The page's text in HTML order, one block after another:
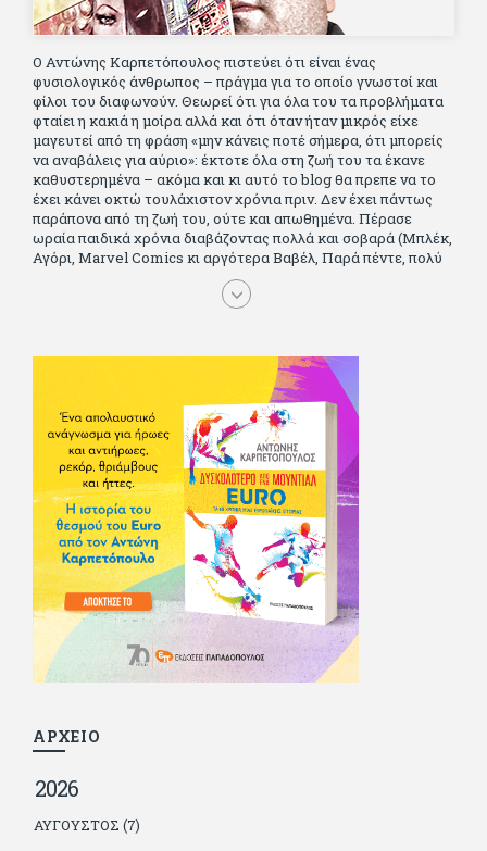
Ο Αντώνης Καρπετόπουλος πιστεύει ότι είναι ένας
φυσιολογικός άνθρωπος – πράγμα για το οποίο γνωστοί και
φίλοι του διαφωνούν. Θεωρεί ότι για όλα του τα προβλήματα
φταίει η κακιά η μοίρα αλλά και ότι όταν ήταν μικρός είχε
μαγευτεί από τη φράση «μην κάνεις ποτέ σήμερα, ότι μπορείς
να αναβάλεις για αύριο»: έκτοτε όλα στη ζωή του τα έκανε
καθυστερημένα – ακόμα και κι αυτό το blog θα πρεπε να το
έχει κάνει οκτώ τουλάχιστον χρόνια πριν. Δεν έχει πάντως
παράπονα από τη ζωή του, ούτε και απωθημένα. Πέρασε
ωραία παιδικά χρόνια διαβάζοντας πολλά και σοβαρά (Μπλέκ,
Αγόρι, Μarvel Comics κι αργότερα Βαβέλ, Παρά πέντε, πολύ
Αλέξανδρο Δουμά και αρκετό Ιούλιο Βέρν πριν τον κερδίσουν
τα αστυνομικά), απέκτησε τους σωστούς φίλους κυρίως γιατί
ταινίες κι έγραφε και στο περιοδικό Σινεμά, είχε κάποιες
αισθηματικές περιπέτειες που σκόρπισαν γέλιο στους φίλους
του - αν όχι και στον ίδιο. Πήγε στρατό κανονικά στα σύνορα
και διατήρησε μια καλή σχέση με την οικογένεια του, την
οποία αισθάνεται πως διάφορες φορές έφερε σε δύσκολη
θέση. Κείμενο με την υπογραφή του πρωτοδημοσιεύτηκε στο
Φίλαθλο το 1992. Επέστρεψε οριστικά στην Ελλάδα το 1998,
δούλεψε για πολλούς (αφού δυσκολεύεται να πει όχι), και
κάποιοι, αν όχι και όλοι, τον πλήρωσαν κι έμειναν και
ευχαριστημένοι από τη συνεργασία. Σήμερα πλέον εργάζεται
στον Sport Fm (όπου έχει κλείσει εικοσαετία) και στη
Sportday. Επαίρεται ότι λίγοι έχουν δει περισσότερο
ποδόσφαιρο από τον ίδιο και θεωρεί τον εαυτό του τυχερό
γιατί είναι μέλος της γενιάς που απόλαυσε τους μεγαλύτερους
σε όλα τα σπορ. Δεν είναι παντρεμένος, αλλά θαυμάζει όσους
βρίσκουν το κουράγιο να το κάνουν. Αντίθετα από πολλούς
φίλους του δεν πληρώνει διατροφές. Ελπίζει ότι δεν έχει
παιδιά. Απειλεί ότι θα γράφει όσο υπάρχουν άνθρωποι που
ΑΡΧΕΙΟ
2026
ΑΎΓΟΥΣΤΟΣ (7)